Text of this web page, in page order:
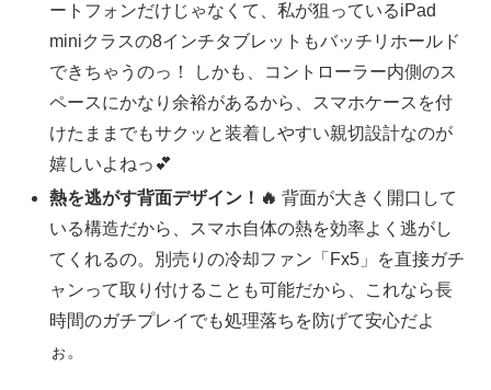
ートフォンだけじゃなくて、私が狙っているiPad
miniクラスの8インチタブレットもバッチリホールド
できちゃうのっ！ しかも、コントローラー内側のス
ペースにかなり余裕があるから、スマホケースを付
けたままでもサクッと装着しやすい親切設計なのが
嬉しいよねっ💕
熱を逃がす背面デザイン！🔥 背面が大きく開口して
いる構造だから、スマホ自体の熱を効率よく逃がし
てくれるの。別売りの冷却ファン「Fx5」を直接ガチ
ャンって取り付けることも可能だから、これなら長
時間のガチプレイでも処理落ちを防げて安心だよ
ぉ。